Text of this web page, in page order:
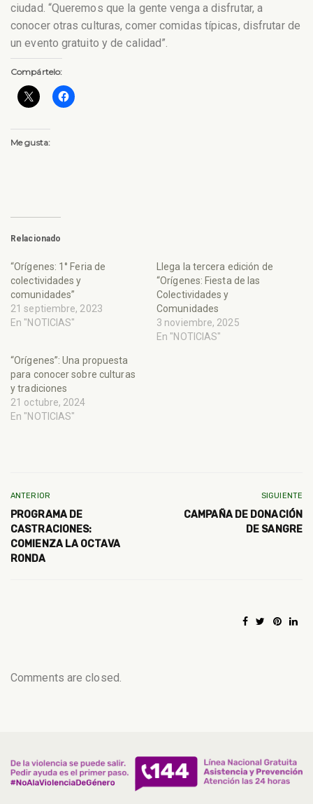
ciudad. “Queremos que la gente venga a disfrutar, a
conocer otras culturas, comer comidas típicas, disfrutar de
un evento gratuito y de calidad”.
Compártelo:
Me gusta:
Relacionado
“Orígenes: 1° Feria de
colectividades y
comunidades”
21 septiembre, 2023
En "NOTICIAS"
Llega la tercera edición de
“Orígenes: Fiesta de las
Colectividades y
Comunidades
3 noviembre, 2025
En "NOTICIAS"
“Orígenes”: Una propuesta
para conocer sobre culturas
y tradiciones
21 octubre, 2024
En "NOTICIAS"
ANTERIOR
PROGRAMA DE
CASTRACIONES:
COMIENZA LA OCTAVA
RONDA
SIGUIENTE
CAMPAÑA DE DONACIÓN
DE SANGRE
Comments are closed.